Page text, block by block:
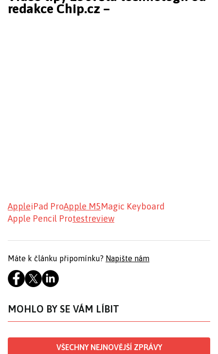
redakce Chip.cz –
AppleiPad ProApple M5Magic Keyboard
Apple Pencil Protestreview
Máte k článku připomínku? Napište nám
MOHLO BY SE VÁM LÍBIT
VŠECHNY NEJNOVĚJŠÍ ZPRÁVY